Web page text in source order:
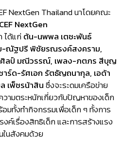
NextGen Thailand นาโดยคณะ
NextGen
ได้แก่ต้น-นพพล เตชะพันธ์
ณัฐปรี พิชัยรณรงค์สงคราม,
ลป์ มณีวรรณ์, เพลง-ภตภร สีบุญ
ร์ด-รัศเอก รัตธัญถนากุล, เอด้า
เพ็ชรน้าสินซึ่งจะระดมเครือข่าย
ามตระหนักเกี่ยวกับปัญหาของเด็ก
มทั้งทำกิจกรรมเพื่อเด็ก ๆ ทั้งการ
เรื่องสิทธิเด็ก และการสร้างแรง
ในสังคมด้วย